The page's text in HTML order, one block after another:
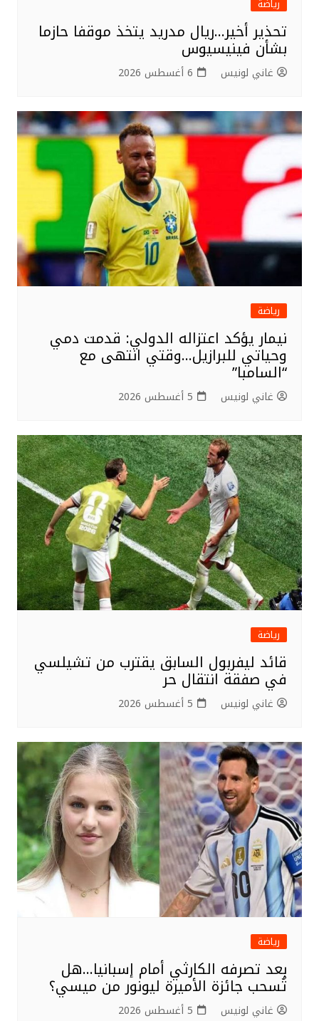
رياضة
تحذير أخير…ريال مدريد يتخذ موقفا حازما
بشأن فينيسيوس
غاني لونيس 6 أغسطس 2026
رياضة
نيمار يؤكد اعتزاله الدولي: قدمت دمي
وحياتي للبرازيل…وقتي انتهى مع
“السامبا”
غاني لونيس 5 أغسطس 2026
رياضة
قائد ليفربول السابق يقترب من تشيلسي
في صفقة انتقال حر
غاني لونيس 5 أغسطس 2026
رياضة
بعد تصرفه الكارثي أمام إسبانيا…هل
تُسحب جائزة الأميرة ليونور من ميسي؟
غاني لونيس 5 أغسطس 2026